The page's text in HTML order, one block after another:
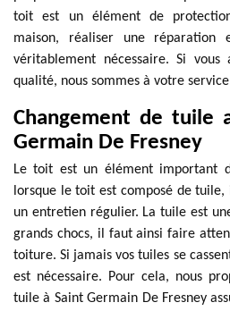
toit est un élément de
maison, réaliser une réparation
véritablement nécessaire. Si
qualité, nous sommes à votre
Changement de tuile
Germain De Fresney
Le toit est un élément important
lorsque le toit est composé de
un entretien régulier. La tuile est
grands chocs, il faut ainsi faire
toiture. Si jamais vos tuiles se
est nécessaire. Pour cela, nous
tuile à Saint Germain De Fresney